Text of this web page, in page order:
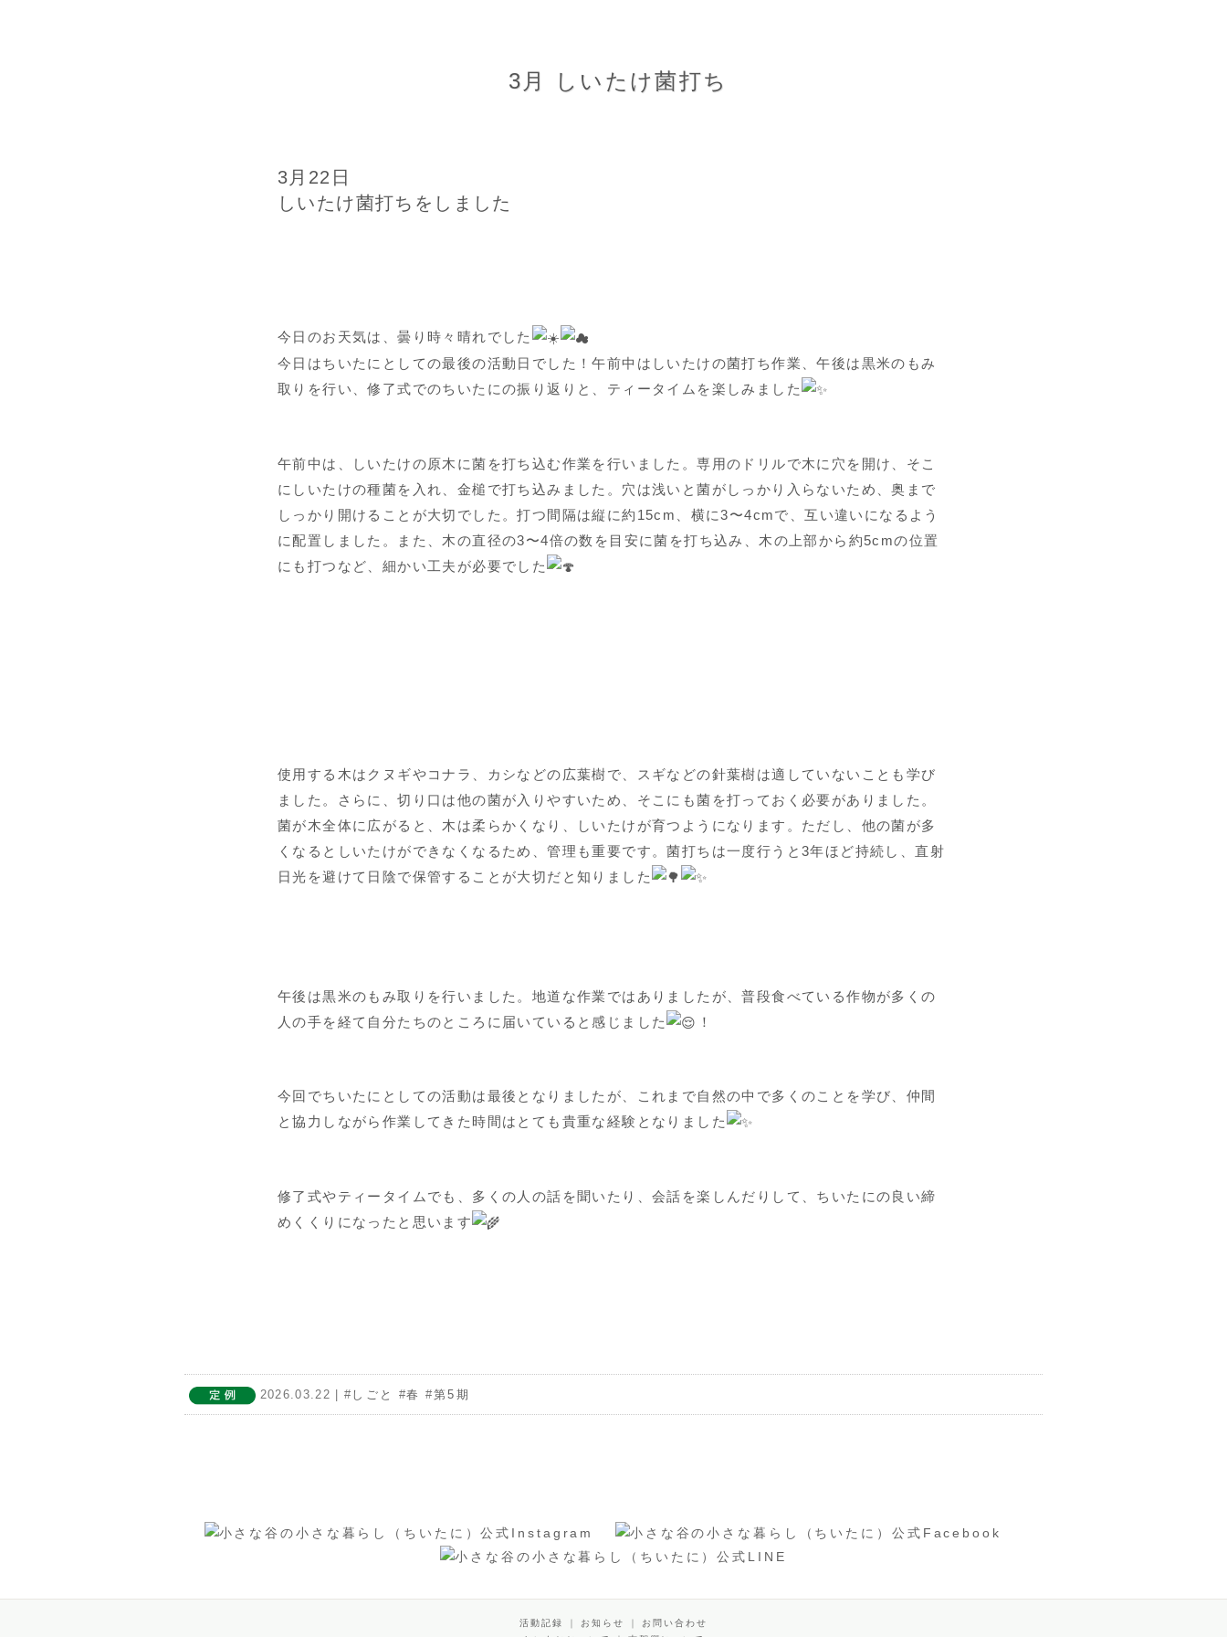
3月 しいたけ菌打ち
3月22日
しいたけ菌打ちをしました
今日のお天気は、曇り時々晴れでした
今日はちいたにとしての最後の活動日でした！午前中はしいたけの菌打ち作業、午後は黒米のもみ
取りを行い、修了式でのちいたにの振り返りと、ティータイムを楽しみました
午前中は、しいたけの原木に菌を打ち込む作業を行いました。専用のドリルで木に穴を開け、そこ
にしいたけの種菌を入れ、金槌で打ち込みました。穴は浅いと菌がしっかり入らないため、奥まで
しっかり開けることが大切でした。打つ間隔は縦に約15cm、横に3〜4cmで、互い違いになるよう
に配置しました。また、木の直径の3〜4倍の数を目安に菌を打ち込み、木の上部から約5cmの位置
にも打つなど、細かい工夫が必要でした
使用する木はクヌギやコナラ、カシなどの広葉樹で、スギなどの針葉樹は適していないことも学び
ました。さらに、切り口は他の菌が入りやすいため、そこにも菌を打っておく必要がありました。
菌が木全体に広がると、木は柔らかくなり、しいたけが育つようになります。ただし、他の菌が多
くなるとしいたけができなくなるため、管理も重要です。菌打ちは一度行うと3年ほど持続し、直射
日光を避けて日陰で保管することが大切だと知りました
午後は黒米のもみ取りを行いました。地道な作業ではありましたが、普段食べている作物が多くの
人の手を経て自分たちのところに届いていると感じました
！
今回でちいたにとしての活動は最後となりましたが、これまで自然の中で多くのことを学び、仲間
と協力しながら作業してきた時間はとても貴重な経験となりました
修了式やティータイムでも、多くの人の話を聞いたり、会話を楽しんだりして、ちいたにの良い締
めくくりになったと思います‎
2026.03.22 | # しごと #春 #第5期
活動記録 お知らせ
お問い合わせ